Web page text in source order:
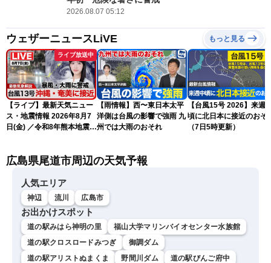
2026.08.07 05:12
ウェザーニュースLiVE もっと見る
ライブ放送中
【ライブ】最新天気ニュー
ス・地震情報 2026年8月7
日(金) ／令和8年熊本地震情
央・江川清音／有賀哲夫〉
【雨情報】西〜東日本太平
洋側は台風の影響で強雨 九
州では大雨のおそれ
【台風15号 2026】来週
頃に北日本に接近のおそ
（7日5時更新）
広島県尾道市周辺の天気予報
人気エリア
神辺 流川 広島市
お出かけスポット
道の駅みはら神明の里
福山大学マリンバイオセンター水族館
道の駅クロスロードみつぎ
御調ダム
道の駅アリストぬまくま
野間川ダム
道の駅びんご府中